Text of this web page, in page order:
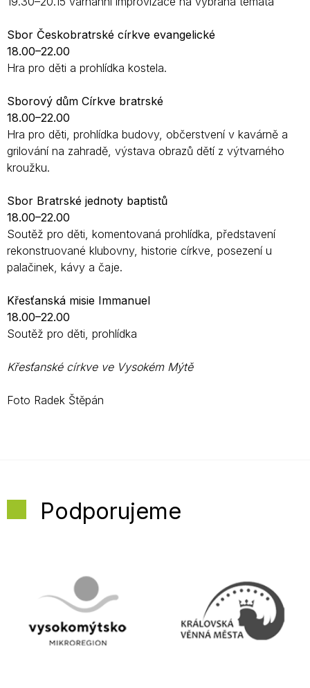
Sbor Českobratrské církve evangelické
18.00–22.00
Hra pro děti a prohlídka kostela.
Sborový dům Církve bratrské
18.00–22.00
Hra pro děti, prohlídka budovy, občerstvení v kavárně a
grilování na zahradě, výstava obrazů dětí z výtvarného
kroužku.
Sbor Bratrské jednoty baptistů
18.00–22.00
Soutěž pro děti, komentovaná prohlídka, představení
rekonstruované klubovny, historie církve, posezení u
palačinek, kávy a čaje.
Křesťanská misie Immanuel
18.00–22.00
Soutěž pro děti, prohlídka
Křesťanské církve ve Vysokém Mýtě
Foto Radek Štěpán
Podporujeme